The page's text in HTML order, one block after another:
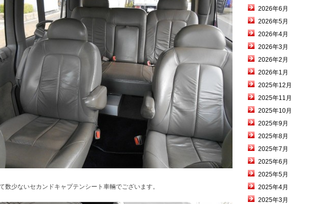
数少ないセカンドキャプテンシート車輛でございます。
2026年6月
2026年5月
2026年4月
2026年3月
2026年2月
2026年1月
2025年12月
2025年11月
2025年10月
2025年9月
2025年8月
2025年7月
2025年6月
2025年5月
2025年4月
2025年3月